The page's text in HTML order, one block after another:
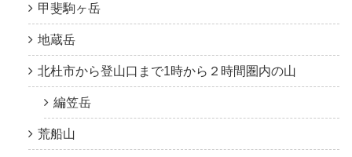
甲斐駒ヶ岳
地蔵岳
北杜市から登山口まで1時から２時間圏内の山
編笠岳
荒船山